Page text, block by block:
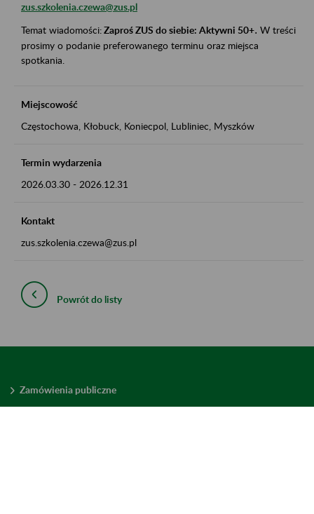
zus.szkolenia.czewa@zus.pl
Temat wiadomości:Zaproś ZUS do siebie: Aktywni 50+. W treści
prosimy o podanie preferowanego terminu oraz miejsca
spotkania.
Miejscowość
Częstochowa, Kłobuck, Koniecpol, Lubliniec, Myszków
Termin wydarzenia
2026.03.30 - 2026.12.31
Kontakt
zus.szkolenia.czewa@zus.pl
Powrót do listy
Zamówienia publiczne